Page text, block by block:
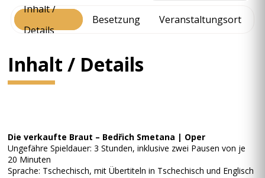
Inhalt /
Details
Besetzung Veranstaltungsort
Inhalt / Details
Die verkaufte Braut – Bedřich Smetana | Oper
Ungefähre Spieldauer: 3 Stunden, inklusive zwei Pausen von je
20 Minuten
Sprache: Tschechisch, mit Übertiteln in Tschechisch und Englisch